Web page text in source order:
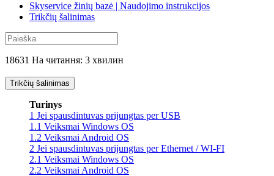
Skyservice žinių bazė | Naudojimo instrukcijos
Trikčių šalinimas
18631 На читання: 3 хвилин
Trikčių šalinimas
Turinys
1 Jei spausdintuvas prijungtas per USB
1.1 Veiksmai Windows OS
1.2 Veiksmai Android OS
2 Jei spausdintuvas prijungtas per Ethernet / WI-FI
2.1 Veiksmai Windows OS
2.2 Veiksmai Android OS